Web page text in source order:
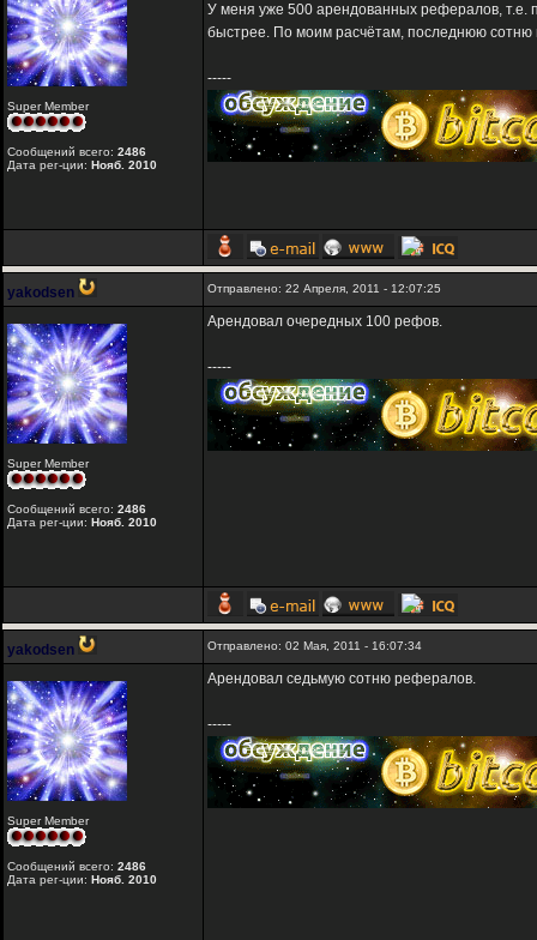
Super Member
Сообщений всего: 2486
Дата рег-ции: Нояб. 2010
У меня уже 500 арендованных рефералов, т.е.
быстрее. По моим расчётам, последнюю сотню
-----
yakodsen Отправлено: 22 Апреля, 2011 - 12:07:25
Super Member
Сообщений всего: 2486
Дата рег-ции: Нояб. 2010
Арендовал очередных 100 рефов.
-----
yakodsen Отправлено: 02 Мая, 2011 - 16:07:34
Super Member
Сообщений всего: 2486
Дата рег-ции: Нояб. 2010
Арендовал седьмую сотню рефералов.
-----